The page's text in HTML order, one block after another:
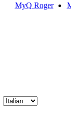
MyQ Roger